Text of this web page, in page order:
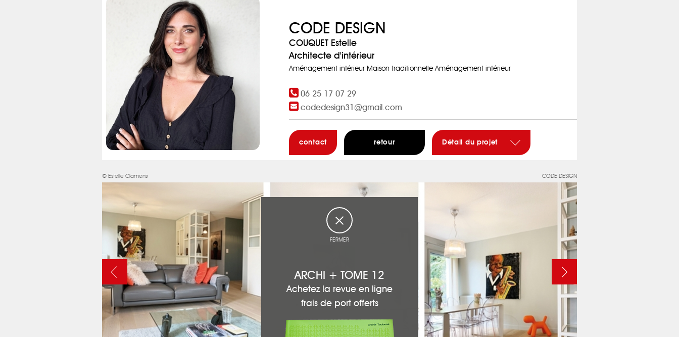
CODE DESIGN
COUQUET Estelle
Architecte d'intérieur
Aménagement intérieur Maison traditionnelle Aménagement intérieur
06 25 17 07 29
codedesign31@gmail.com
contact retour Détail du projet
© Estelle Clamens CODE DESIGN
FERMER
ARCHI + TOME 12
Achetez la revue en ligne
frais de port offerts